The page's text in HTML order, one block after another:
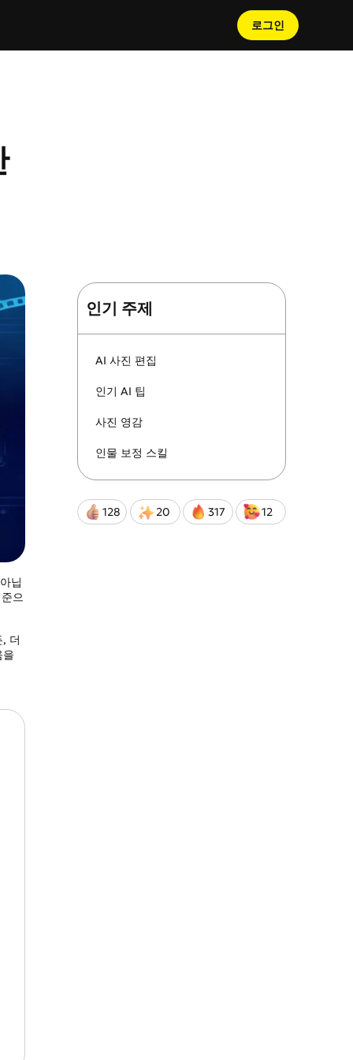
로그인
한 AI 맞춤
팅 기능을 만
지를 통해 멋진 커플
효과를 통해 놀라운 크리
세요!
닙
으
더
을
인기 주제
AI 사진 편집
인기 AI 팁
사진 영감
인물 보정 스킬
128 20 317 12